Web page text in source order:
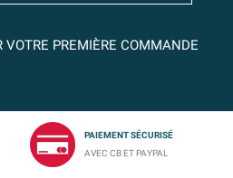
VOTRE PREMIÈRE COMMANDE
PAIEMENT SÉCURISÉ
AVEC CB ET PAYPAL